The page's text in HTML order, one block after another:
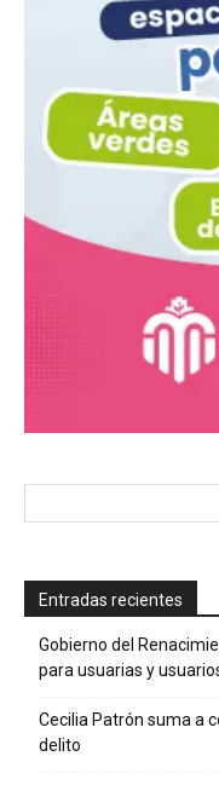
Entradas recientes
Gobierno del
para usuarias y
Cecilia Patrón suma a
delito